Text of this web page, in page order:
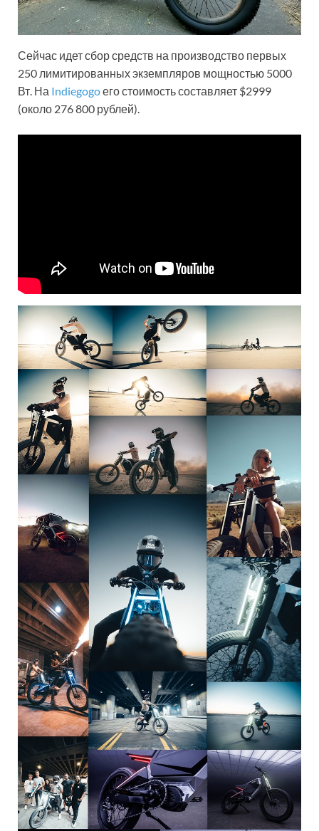
Сейчас идет сбор средств на производство первых
250 лимитированных экземпляров мощностью 5000
Вт. На Indiegogoего стоимость составляет $2999
(около 276 800 рублей).